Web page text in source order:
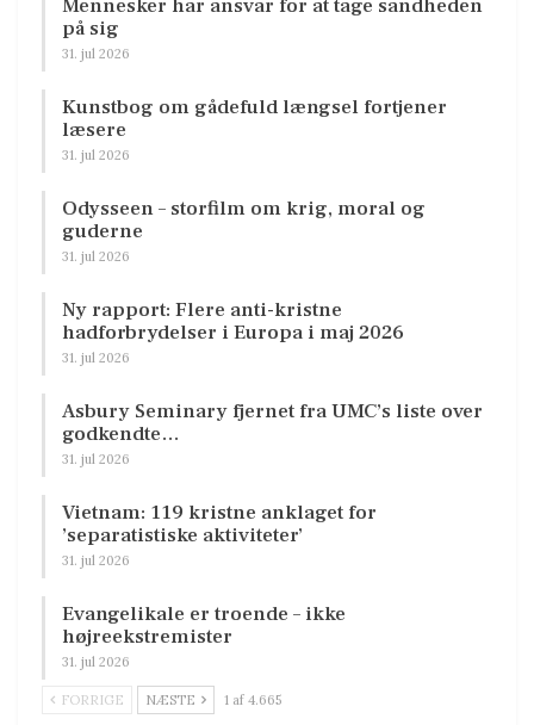
Mennesker har ansvar for at tage sandheden
på sig
31. jul 2026
Kunstbog om gådefuld længsel fortjener
læsere
31. jul 2026
Odysseen – storfilm om krig, moral og
guderne
31. jul 2026
Ny rapport: Flere anti-kristne
hadforbrydelser i Europa i maj 2026
31. jul 2026
Asbury Seminary fjernet fra UMC’s liste over
godkendte…
31. jul 2026
Vietnam: 119 kristne anklaget for
’separatistiske aktiviteter’
31. jul 2026
Evangelikale er troende – ikke
højreekstremister
31. jul 2026
FORRIGE NÆSTE 1 af 4.665